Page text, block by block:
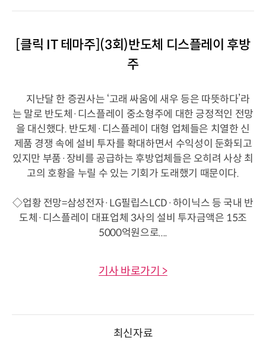
[클릭 IT 테마주](3회)반도체 디스플레이 후방
주
지난달 한 증권사는 ‘고래 싸움에 새우 등은 따뜻하다’라
는 말로 반도체·디스플레이 중소형주에 대한 긍정적인 전망
을 대신했다. 반도체·디스플레이 대형 업체들은 치열한 신
제품 경쟁 속에 설비 투자를 확대하면서 수익성이 둔화되고
있지만 부품·장비를 공급하는 후방업체들은 오히려 사상 최
고의 호황을 누릴 수 있는 기회가 도래했기 때문이다.
◇업황 전망=삼성전자·LG필립스LCD·하이닉스 등 국내 반
도체·디스플레이 대표업체 3사의 설비 투자금액은 15조
5000억원으로....
기사 바로가기 >
최신자료